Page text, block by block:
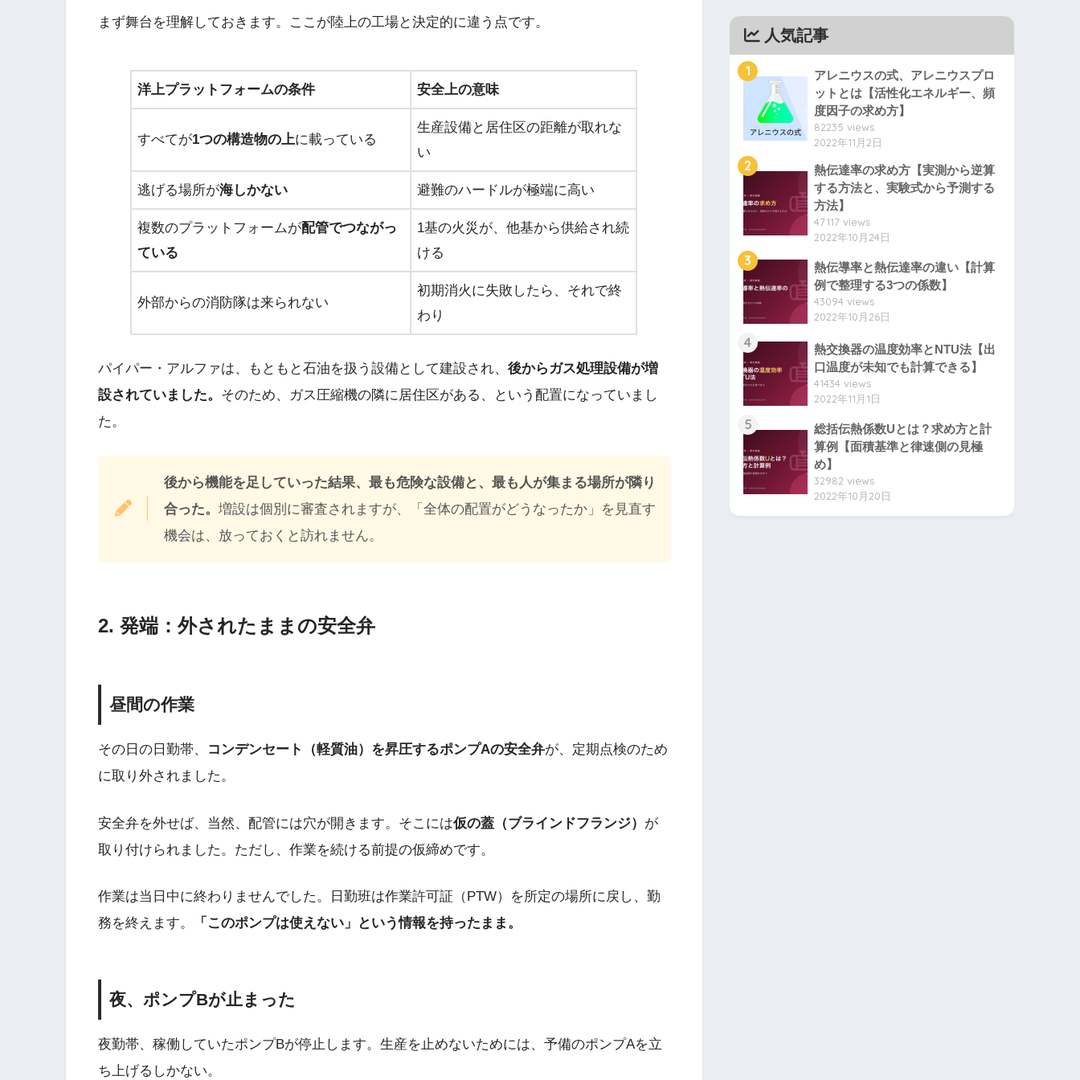
まず舞台を理解しておきます。ここが陸上の工場と決定的に違う点です。
洋上プラットフォームの条件 安全上の意味
すべてが1つの構造物の上に載っている
生産設備と居住区の距離が取れな
い
逃げる場所が海しかない 避難のハードルが極端に高い
複数のプラットフォームが配管でつながっ
ている
1基の火災が、他基から供給され続
ける
外部からの消防隊は来られない
初期消火に失敗したら、それで終
わり
パイパー・アルファは、もともと石油を扱う設備として建設され、 後からガス処理設備が増
設されていました。 そのため、ガス圧縮機の隣に居住区がある、という配置になっていまし
た。
後から機能を足していった結果、最も危険な設備と、最も人が集まる場所が隣り
合った。 増設は個別に審査されますが、「全体の配置がどうなったか」を見直す
機会は、放っておくと訪れません。
2. 発端：外されたままの安全弁
昼間の作業
その日の日勤帯、 コンデンセート（軽質油）を昇圧するポンプAの安全弁が、定期点検のため
に取り外されました。
安全弁を外せば、当然、配管には穴が開きます。そこには仮の蓋（ブラインドフランジ） が
取り付けられました。ただし、作業を続ける前提の仮締めです。
作業は当日中に終わりませんでした。日勤班は作業許可証（PTW）を所定の場所に戻し、勤
務を終えます。
「このポンプは使えない」という情報を持ったまま。
夜、ポンプBが止まった
夜勤帯、稼働していたポンプBが停止します。生産を止めないためには、予備のポンプAを立
ち上げるしかない。
人気記事
1
アレニウスの式、アレニウスプロ
ットとは【活性化エネルギー、頻
度因子の求め方】
82235 views
2022年11月2日
2
熱伝達率の求め方【実測から逆算
する方法と、実験式から予測する
方法】
47117 views
2022年10月24日
3
熱伝導率と熱伝達率の違い【計算
例で整理する3つの係数】
43094 views
2022年10月26日
4
熱交換器の温度効率とNTU法【出
口温度が未知でも計算できる】
41434 views
2022年11月1日
5
総括伝熱係数Uとは？求め方と計
算例【面積基準と律速側の見極
め】
32982 views
2022年10月20日